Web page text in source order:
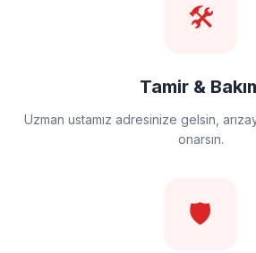
🛠️
Tamir &
Uzman ustamız adresinize gelsin,
onarsın.
🛡️